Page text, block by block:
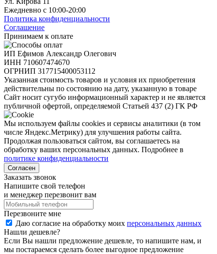
Ежедневно с 10:00-20:00
Политика конфиденциальности
Соглашение
Принимаем к оплате
ИП Ефимов Александр Олегович
ИНН 710607474670
ОГРНИП 317715400053112
Указанная стоимость товаров и условия их приобретения
действительны по состоянию на дату, указанную в товаре
Сайт носит сугубо информационный характер и не является
публичной офертой, определяемой Статьей 437 (2) ГК РФ
Мы используем файлы cookies и сервисы аналитики (в том
числе Яндекс.Метрику) для улучшения работы сайта.
Продолжая пользоваться сайтом, вы соглашаетесь на
обработку ваших персональных данных. Подробнее в
политике конфиденциальности
Согласен
Заказать звонок
Напишите свой телефон
и менеджер перезвонит вам
Перезвоните мне
Даю согласие на обработку моих персональных данных
Нашли дешевле?
Если Вы нашли предложение дешевле, то напишите нам, и
мы постараемся сделать более выгодное предложение